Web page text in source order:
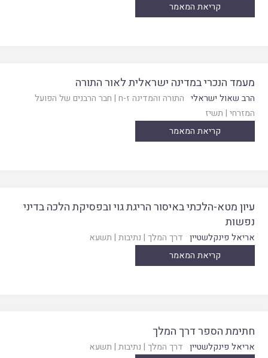
קריאת המאמר
מעמד הנכרי במדינה ישראלית לאור התורה
הרב שאול ישראלי התורה והמדינה ז-ח | חבר הרבנים של הפועל
המזרחי | תשיז
קריאת המאמר
עיון מטא-הלכתי באיסור הריגת גוי ובפסיקת הלכה בדיני
נפשות
אריאל פינקלשטיין דרך המלך | נתיבות | תשעא
קריאת המאמר
חתימת הספר דרך המלך
אריאל פינקלשטיין דרך המלך | נתיבות | תשעא